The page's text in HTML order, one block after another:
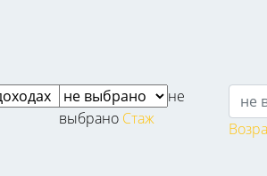
не
выбрано Стаж